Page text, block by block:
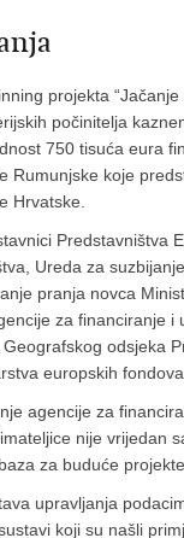
projekta
počinitelja
750 tisuća eura
Rumunjske koje
Hrvatske.
Predstavništva
Ureda za
pranja novca
za financiranje
odsjeka
europskih fondova.
agencije za
nije vrijedan
za buduće
upravljanja
koji su našli